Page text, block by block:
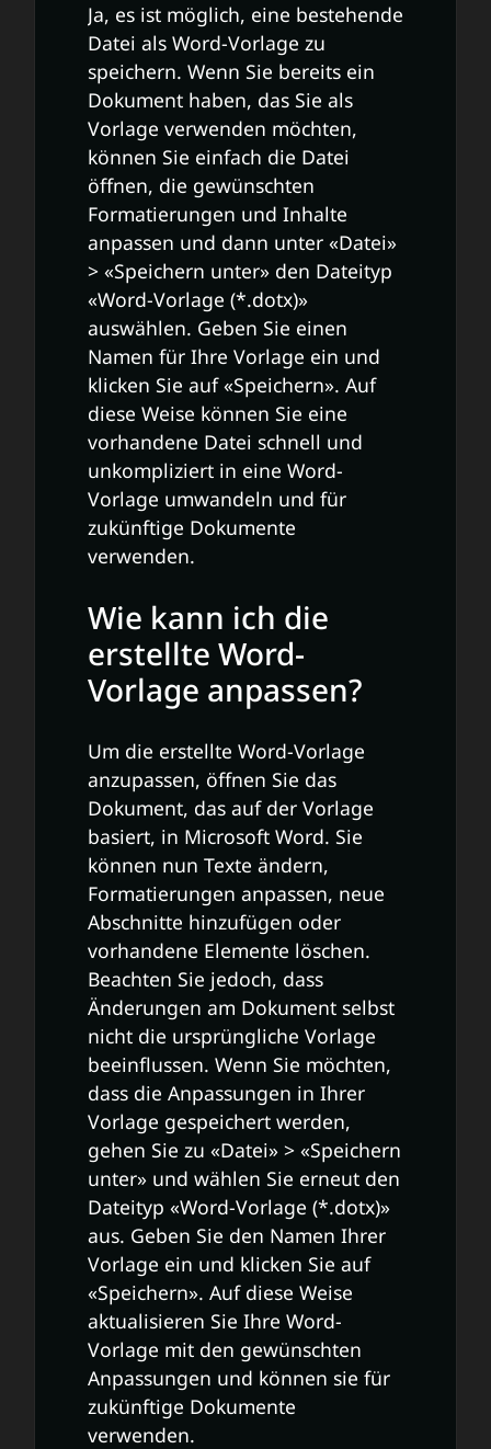
Ja, es ist möglich, eine bestehende
Datei als Word-Vorlage zu
speichern. Wenn Sie bereits ein
Dokument haben, das Sie als
Vorlage verwenden möchten,
können Sie einfach die Datei
öffnen, die gewünschten
Formatierungen und Inhalte
anpassen und dann unter «Datei»
> «Speichern unter» den Dateityp
«Word-Vorlage (*.dotx)»
auswählen. Geben Sie einen
Namen für Ihre Vorlage ein und
klicken Sie auf «Speichern». Auf
diese Weise können Sie eine
vorhandene Datei schnell und
unkompliziert in eine Word-
Vorlage umwandeln und für
zukünftige Dokumente
verwenden.
Wie kann ich die
erstellte Word-
Vorlage anpassen?
Um die erstellte Word-Vorlage
anzupassen, öffnen Sie das
Dokument, das auf der Vorlage
basiert, in Microsoft Word. Sie
können nun Texte ändern,
Formatierungen anpassen, neue
Abschnitte hinzufügen oder
vorhandene Elemente löschen.
Beachten Sie jedoch, dass
Änderungen am Dokument selbst
nicht die ursprüngliche Vorlage
beeinflussen. Wenn Sie möchten,
dass die Anpassungen in Ihrer
Vorlage gespeichert werden,
gehen Sie zu «Datei» > «Speichern
unter» und wählen Sie erneut den
Dateityp «Word-Vorlage (*.dotx)»
aus. Geben Sie den Namen Ihrer
Vorlage ein und klicken Sie auf
«Speichern». Auf diese Weise
aktualisieren Sie Ihre Word-
Vorlage mit den gewünschten
Anpassungen und können sie für
zukünftige Dokumente
verwenden.